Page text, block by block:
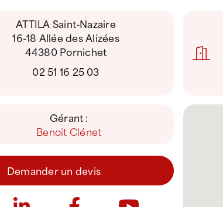
ATTILA Saint-Nazaire
16-18 Allée des Alizées
44380 Pornichet
02 51 16 25 03
Gérant :
Benoit Clénet
Demander un devis